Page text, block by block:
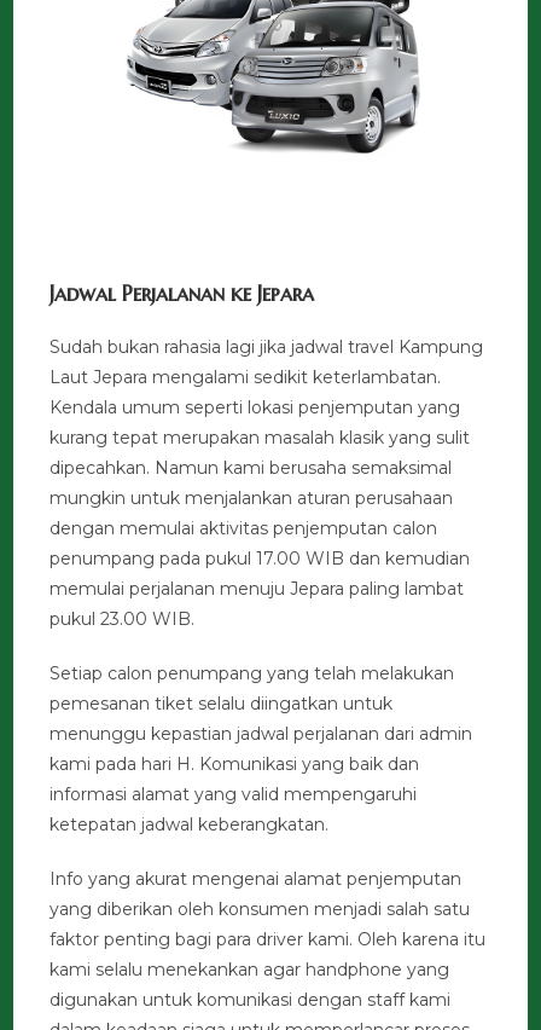
Jadwal Perjalanan ke Jepara
Sudah bukan rahasia lagi jika jadwal travel Kampung
Laut Jepara mengalami sedikit keterlambatan.
Kendala umum seperti lokasi penjemputan yang
kurang tepat merupakan masalah klasik yang sulit
dipecahkan. Namun kami berusaha semaksimal
mungkin untuk menjalankan aturan perusahaan
dengan memulai aktivitas penjemputan calon
penumpang pada pukul 17.00 WIB dan kemudian
memulai perjalanan menuju Jepara paling lambat
pukul 23.00 WIB.
Setiap calon penumpang yang telah melakukan
pemesanan tiket selalu diingatkan untuk
menunggu kepastian jadwal perjalanan dari admin
kami pada hari H. Komunikasi yang baik dan
informasi alamat yang valid mempengaruhi
ketepatan jadwal keberangkatan.
Info yang akurat mengenai alamat penjemputan
yang diberikan oleh konsumen menjadi salah satu
faktor penting bagi para driver kami. Oleh karena itu
kami selalu menekankan agar handphone yang
digunakan untuk komunikasi dengan staff kami